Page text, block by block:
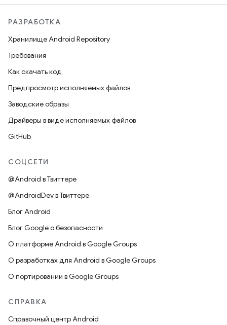
РАЗРАБОТКА
Хранилище Android Repository
Требования
Как скачать код
Предпросмотр исполняемых файлов
Заводские образы
Драйверы в виде исполняемых файлов
GitHub
СОЦСЕТИ
@Android в Твиттере
@AndroidDev в Твиттере
Блог Android
Блог Google о безопасности
О платформе Android в Google Groups
О разработках для Android в Google Groups
О портировании в Google Groups
СПРАВКА
Справочный центр Android